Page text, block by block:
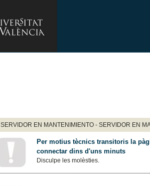
SERVIDOR EN MANTENIMIENTO - SERVIDOR EN
Per motius tècnics transitoris la
connectar dins d'uns minuts
Disculpe les molèsties.